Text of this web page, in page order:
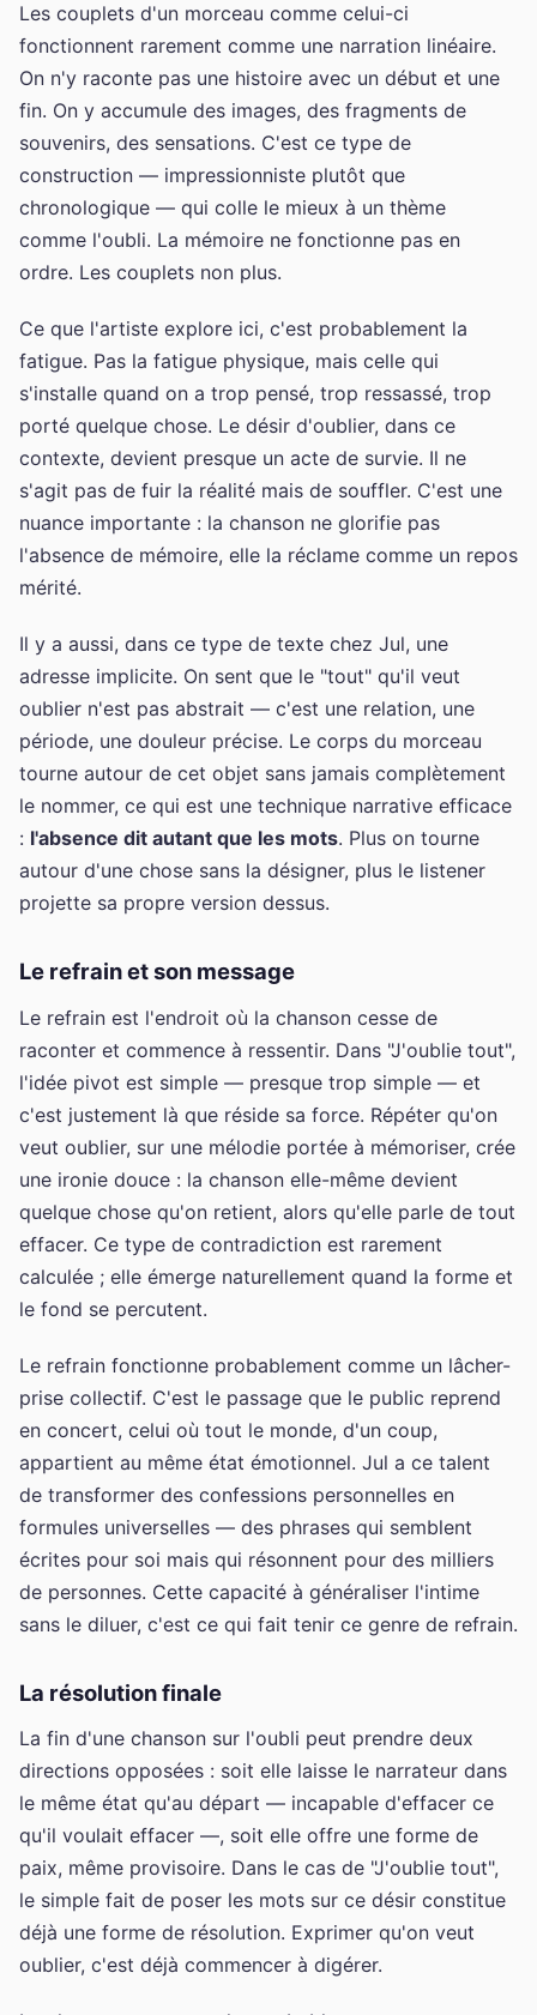
Les couplets d'un morceau comme celui-ci
fonctionnent rarement comme une narration linéaire.
On n'y raconte pas une histoire avec un début et une
fin. On y accumule des images, des fragments de
souvenirs, des sensations. C'est ce type de
construction — impressionniste plutôt que
chronologique — qui colle le mieux à un thème
comme l'oubli. La mémoire ne fonctionne pas en
ordre. Les couplets non plus.
Ce que l'artiste explore ici, c'est probablement la
fatigue. Pas la fatigue physique, mais celle qui
s'installe quand on a trop pensé, trop ressassé, trop
porté quelque chose. Le désir d'oublier, dans ce
contexte, devient presque un acte de survie. Il ne
s'agit pas de fuir la réalité mais de souffler. C'est une
nuance importante : la chanson ne glorifie pas
l'absence de mémoire, elle la réclame comme un repos
mérité.
Il y a aussi, dans ce type de texte chez Jul, une
adresse implicite. On sent que le "tout" qu'il veut
oublier n'est pas abstrait — c'est une relation, une
période, une douleur précise. Le corps du morceau
tourne autour de cet objet sans jamais complètement
le nommer, ce qui est une technique narrative efficace
: l'absence dit autant que les mots. Plus on tourne
autour d'une chose sans la désigner, plus le listener
projette sa propre version dessus.
Le refrain et son message
Le refrain est l'endroit où la chanson cesse de
raconter et commence à ressentir. Dans "J'oublie tout",
l'idée pivot est simple — presque trop simple — et
c'est justement là que réside sa force. Répéter qu'on
veut oublier, sur une mélodie portée à mémoriser, crée
une ironie douce : la chanson elle-même devient
quelque chose qu'on retient, alors qu'elle parle de tout
effacer. Ce type de contradiction est rarement
calculée ; elle émerge naturellement quand la forme et
le fond se percutent.
Le refrain fonctionne probablement comme un lâcher-
prise collectif. C'est le passage que le public reprend
en concert, celui où tout le monde, d'un coup,
appartient au même état émotionnel. Jul a ce talent
de transformer des confessions personnelles en
formules universelles — des phrases qui semblent
écrites pour soi mais qui résonnent pour des milliers
de personnes. Cette capacité à généraliser l'intime
sans le diluer, c'est ce qui fait tenir ce genre de refrain.
La résolution finale
La fin d'une chanson sur l'oubli peut prendre deux
directions opposées : soit elle laisse le narrateur dans
le même état qu'au départ — incapable d'effacer ce
qu'il voulait effacer —, soit elle offre une forme de
paix, même provisoire. Dans le cas de "J'oublie tout",
le simple fait de poser les mots sur ce désir constitue
déjà une forme de résolution. Exprimer qu'on veut
oublier, c'est déjà commencer à digérer.